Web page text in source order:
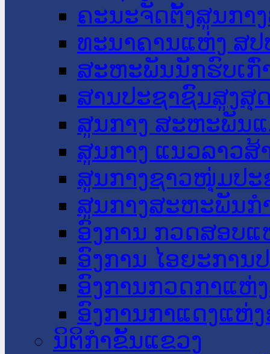
ຄະນະຈັດຕັ້ງສູນກາ
ທະນາຄານແຫ່ງ ສປ
ສະຫະພັນນັກຮົບເກົ່
ສານປະຊາຊົນສູງສຸ
ສູນກາງ ສະຫະພັນ
ສູນກາງ ແນວລາວສ້
ສູນກາງຊາວໜຸ່ມປະ
ສູນກາງສະຫະພັນກ
ອົງການ ກວດສອບແ
ອົງການ ໄອຍະການ
ອົງການກວດກາແຫ່
ອົງການກາແດງແຫ່
ນິຕິກໍາຂັ້ນແຂວງ